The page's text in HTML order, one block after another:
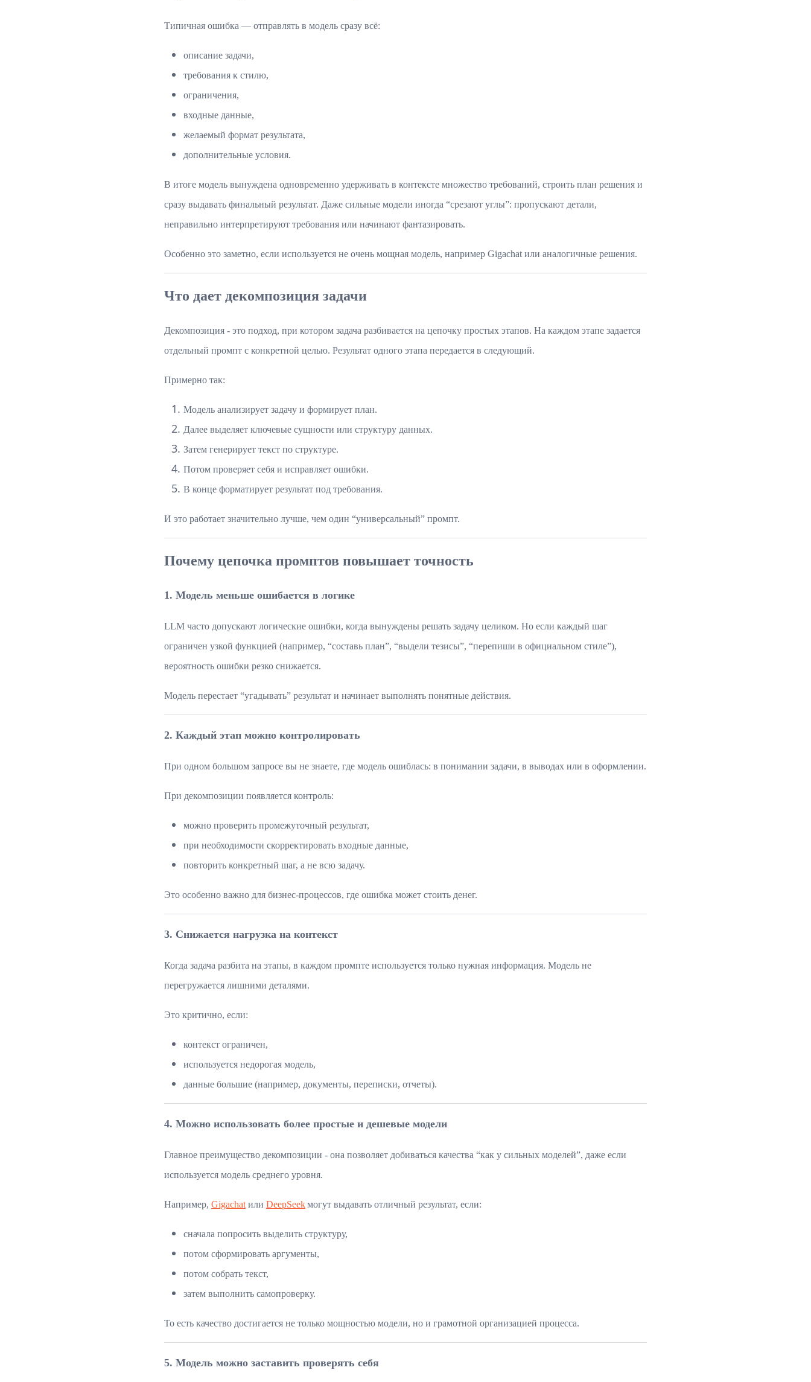
Типичная ошибка — отправлять в модель сразу всё:
описание задачи,
требования к стилю,
ограничения,
входные данные,
желаемый формат результата,
дополнительные условия.
В итоге модель вынуждена одновременно удерживать в контексте множество требований, строить план решения и
сразу выдавать финальный результат. Даже сильные модели иногда “срезают углы”: пропускают детали,
неправильно интерпретируют требования или начинают фантазировать.
Особенно это заметно, если используется не очень мощная модель, например Gigachat или аналогичные решения.
Что дает декомпозиция задачи
Декомпозиция - это подход, при котором задача разбивается на цепочку простых этапов. На каждом этапе задается
отдельный промпт с конкретной целью. Результат одного этапа передается в следующий.
Примерно так:
Модель анализирует задачу и формирует план.
Далее выделяет ключевые сущности или структуру данных.
Затем генерирует текст по структуре.
Потом проверяет себя и исправляет ошибки.
В конце форматирует результат под требования.
И это работает значительно лучше, чем один “универсальный” промпт.
Почему цепочка промптов повышает точность
1. Модель меньше ошибается в логике
LLM часто допускают логические ошибки, когда вынуждены решать задачу целиком. Но если каждый шаг
ограничен узкой функцией (например, “составь план”, “выдели тезисы”, “перепиши в официальном стиле”),
вероятность ошибки резко снижается.
Модель перестает “угадывать” результат и начинает выполнять понятные действия.
2. Каждый этап можно контролировать
При одном большом запросе вы не знаете, где модель ошиблась: в понимании задачи, в выводах или в оформлении.
При декомпозиции появляется контроль:
можно проверить промежуточный результат,
при необходимости скорректировать входные данные,
повторить конкретный шаг, а не всю задачу.
Это особенно важно для бизнес-процессов, где ошибка может стоить денег.
3. Снижается нагрузка на контекст
Когда задача разбита на этапы, в каждом промпте используется только нужная информация. Модель не
перегружается лишними деталями.
Это критично, если:
контекст ограничен,
используется недорогая модель,
данные большие (например, документы, переписки, отчеты).
4. Можно использовать более простые и дешевые модели
Главное преимущество декомпозиции - она позволяет добиваться качества “как у сильных моделей”, даже если
используется модель среднего уровня.
Например, Gigachat или DeepSeekмогут выдавать отличный результат, если:
сначала попросить выделить структуру,
потом сформировать аргументы,
потом собрать текст,
затем выполнить самопроверку.
То есть качество достигается не только мощностью модели, но и грамотной организацией процесса.
5. Модель можно заставить проверять себя